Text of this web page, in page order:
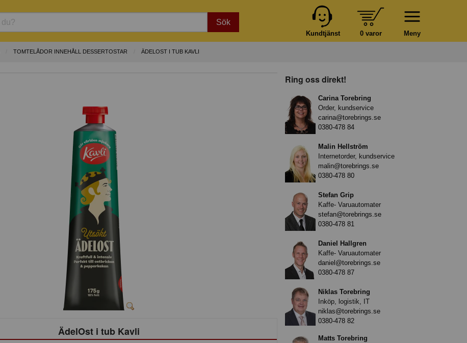
Sök
Meny
0 varor
Kundtjänst
TOMTELÅDOR INNEHÅLL DESSERTOSTAR ÄDELOST I TUB KAVLI
ÄdelOst i tub Kavli
Ring oss direkt!
Carina Torebring
Order, kundservice
carina@torebrings.se
0380-478 84
Malin Hellström
Internetorder, kundservice
malin@torebrings.se
0380-478 80
Stefan Grip
Kaffe- Varuautomater
stefan@torebrings.se
0380-478 81
Daniel Hallgren
Kaffe- Varuautomater
daniel@torebrings.se
0380-478 87
Niklas Torebring
Inköp, logistik, IT
niklas@torebrings.se
0380-478 82
Matts Torebring